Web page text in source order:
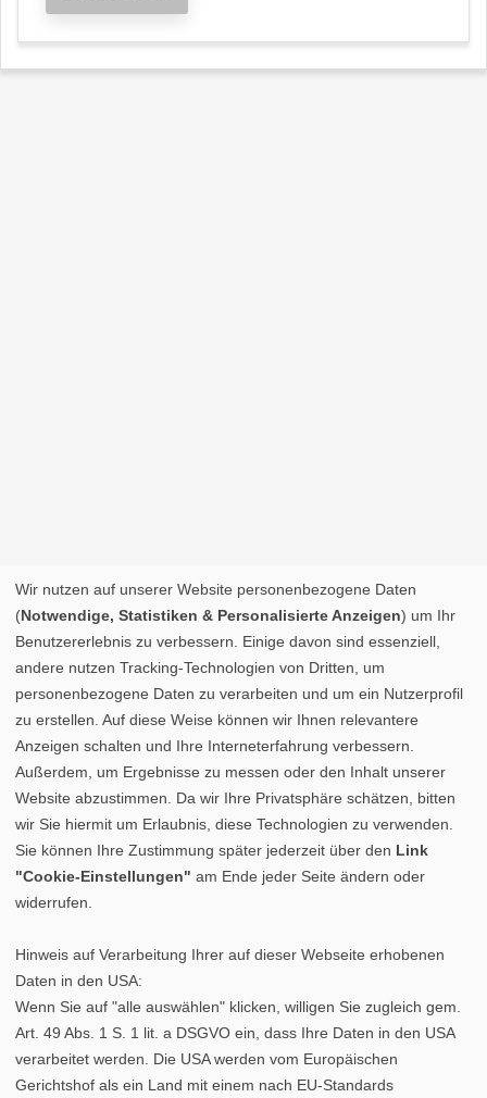
Wir nutzen auf unserer Website personenbezogene Daten
(Notwendige, Statistiken & Personalisierte Anzeigen) um Ihr
Benutzererlebnis zu verbessern. Einige davon sind essenziell,
andere nutzen Tracking-Technologien von Dritten, um
personenbezogene Daten zu verarbeiten und um ein Nutzerprofil
zu erstellen. Auf diese Weise können wir Ihnen relevantere
Anzeigen schalten und Ihre Interneterfahrung verbessern.
Außerdem, um Ergebnisse zu messen oder den Inhalt unserer
Website abzustimmen. Da wir Ihre Privatsphäre schätzen, bitten
wir Sie hiermit um Erlaubnis, diese Technologien zu verwenden.
Sie können Ihre Zustimmung später jederzeit über den Link
"Cookie-Einstellungen" am Ende jeder Seite ändern oder
widerrufen.
Hinweis auf Verarbeitung Ihrer auf dieser Webseite erhobenen
Daten in den USA:
Wenn Sie auf "alle auswählen" klicken, willigen Sie zugleich gem.
Art. 49 Abs. 1 S. 1 lit. a DSGVO ein, dass Ihre Daten in den USA
verarbeitet werden. Die USA werden vom Europäischen
Gerichtshof als ein Land mit einem nach EU-Standards